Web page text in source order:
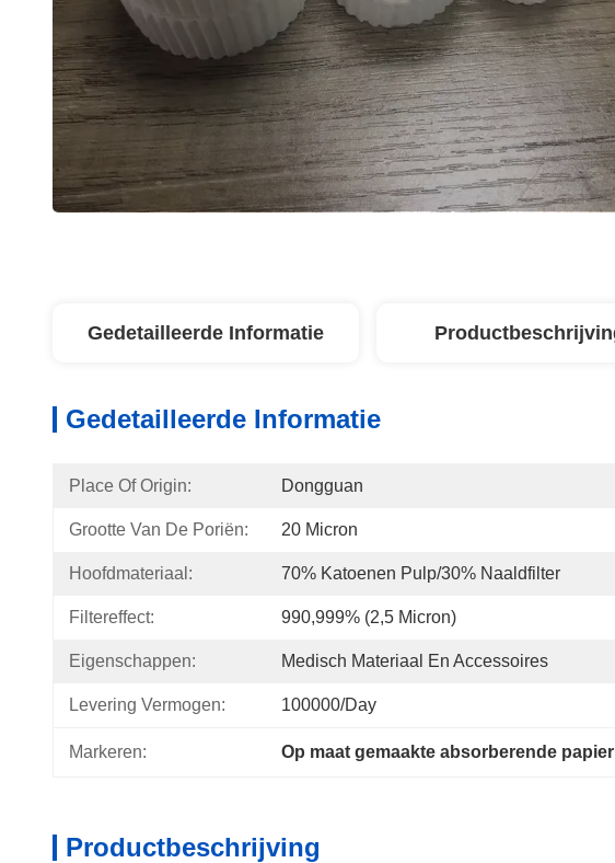
Gedetailleerde Informatie
Gedetailleerde Informatie
Place Of Origin: Dongguan
Grootte Van De Poriën: 20 Micron
Hoofdmateriaal: 70% Katoenen Pulp/30% Naaldfilter
Filtereffect: 990,999% (2,5 Micron)
Eigenschappen: Medisch Materiaal En Accessoires
Levering Vermogen: 100000/Day
Markeren: Op maat gemaakte absorberende
Productbeschrijving